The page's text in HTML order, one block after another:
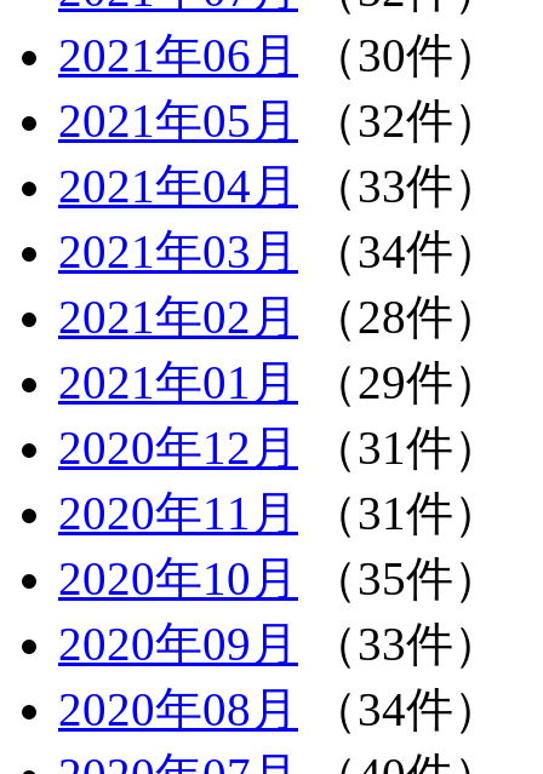
2021年06月
（30件）
2021年05月
（32件）
2021年04月
（33件）
2021年03月
（34件）
2021年02月
（28件）
2021年01月
（29件）
2020年12月
（31件）
2020年11月
（31件）
2020年10月
（35件）
2020年09月
（33件）
2020年08月
（34件）